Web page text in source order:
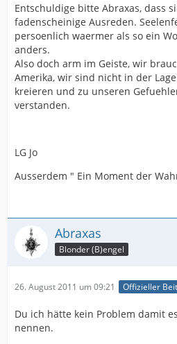
Entschuldige bitte Abraxas, dass
fadenscheinige Ausreden.
persoenlich waermer als so ein
anders.
Also doch arm im Geiste, wir
Amerika, wir sind nicht in der
kreieren und zu unseren
verstanden.
LG Jo
Ausserdem " Ein Moment der
Abraxas
Blonder (B)engel
26. August 2011 um 09:21 Offizieller
Du ich hätte kein Problem damit
nennen.